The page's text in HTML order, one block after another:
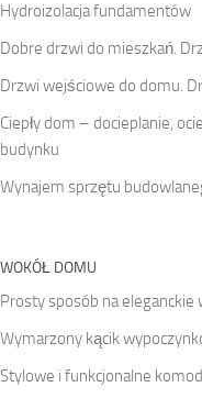
Hydroizolacja fundamentów
Dobre drzwi do mieszkań.
Drzwi wejściowe do domu.
Ciepły dom – docieplanie,
budynku
Wynajem sprzętu
WOKÓŁ DOMU
Prosty sposób na eleganckie
Wymarzony kącik
Stylowe i funkcjonalne